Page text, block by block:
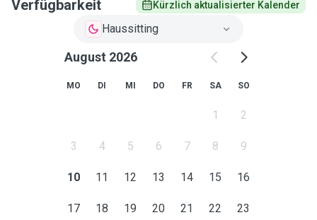
Verfügbarkeit Kürzlich aktualisierter Kalender
Haussitting
August 2026
MO DI MI DO FR SA SO
1 2
3 4 5 6 7 8 9
10 11 12 13 14 15 16
17 18 19 20 21 22 23